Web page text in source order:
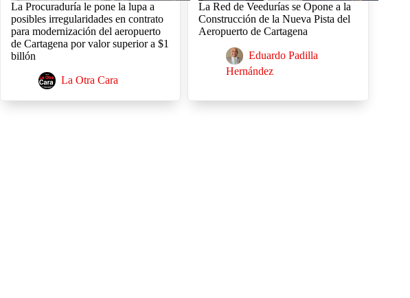
La Procuraduría le pone la lupa a
posibles irregularidades en contrato
para modernización del aeropuerto
de Cartagena por valor superior a $1
billón
La Otra Cara
La Red de Veedurías se Opone a la
Construcción de la Nueva Pista del
Aeropuerto de Cartagena
Eduardo Padilla
Hernández